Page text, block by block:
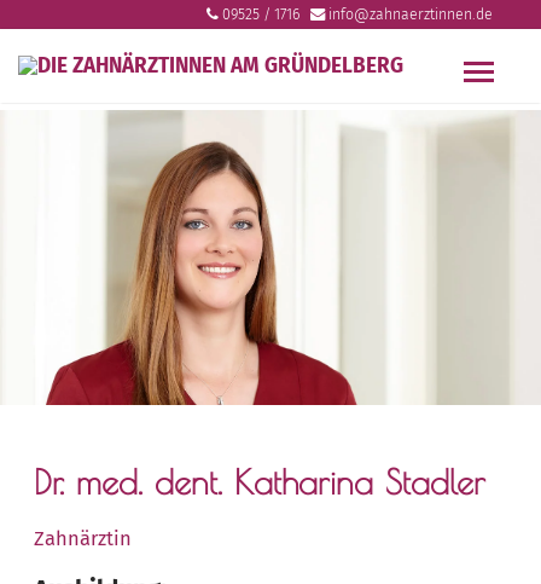
content
09525 / 1716 info@zahnaerztinnen.de
Dr. med. dent. Katharina Stadler
Zahnärztin